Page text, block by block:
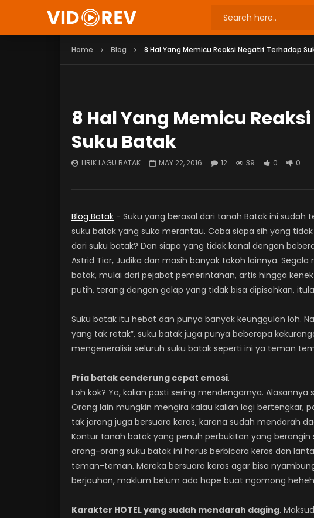
Home Blog 8 Hal Yang Memicu Reaksi Negatif Terhadap
8 Hal Yang Memicu
Suku Batak
LIRIK LAGU BATAK MAY 22, 2016 12 39 0 0
Blog Batak - Suku yang berasal dari tanah Batak ini sudah
suku batak yang suka merantau. Coba siapa sih yang
dari suku batak? Dan siapa yang tidak kenal dengan
Astrid Tiar, Judika dan masih banyak tokoh lainnya.
batak, mulai dari pejabat pemerintahan, artis hingga
putih, terang dengan gelap yang tidak bisa dipisahkan,
Suku batak itu hebat dan punya banyak keunggulan loh.
yang tak retak”, suku batak juga punya beberapa
mengeneralisir seluruh suku batak seperti ini ya teman
Pria batak cenderung cepat emosi.
Loh kok? Ya, kalian pasti sering mendengarnya.
Orang lain mungkin mengira kalau kalian lagi bertengkar,
tak jarang juga bersuara keras, karena sudah mendarah
Kontur tanah batak yang penuh perbukitan yang
orang-orang suku batak ini harus berbicara keras dan
teman-teman. Mereka bersuara keras agar bisa
berjauhan, maklum belum ada hape buat ngomong
Karakter HOTEL yang sudah mendarah daging.